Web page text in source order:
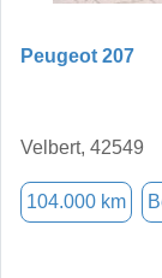
Peugeot 207
Velbert, 42549
104.000 km